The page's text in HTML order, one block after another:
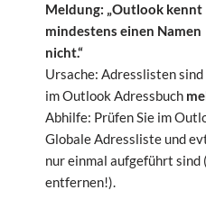
Meldung: „Outlook kennt
mindestens einen Namen
nicht.“
Ursache: Adresslisten sind
im Outlook Adressbuch
Abhilfe: Prüfen Sie im
Globale Adressliste und
nur einmal aufgeführt
entfernen!).